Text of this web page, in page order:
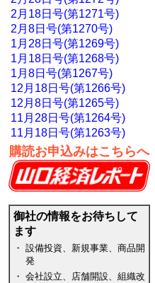
2月18日号(第1271号)
2月8日号(第1270号)
1月28日号(第1269号)
1月18日号(第1268号)
1月8日号(第1267号)
12月18日号(第1266号)
12月8日号(第1265号)
11月28日号(第1264号)
11月18日号(第1263号)
購読お申込みはこちらへ
御社の情報をお待ちして
ます
・ 設備投資、新規事業、商品開
発
・ 会社設立、店舗開設、組織改